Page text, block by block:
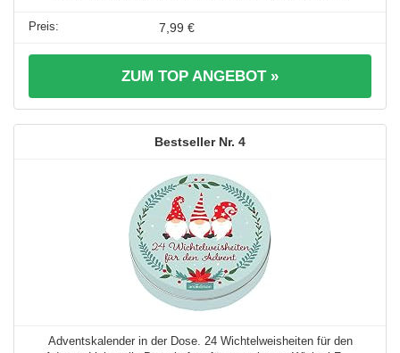
7,99 €
ZUM TOP ANGEBOT »
4
Adventskalender in der Dose. 24 Wichtelweisheiten für den